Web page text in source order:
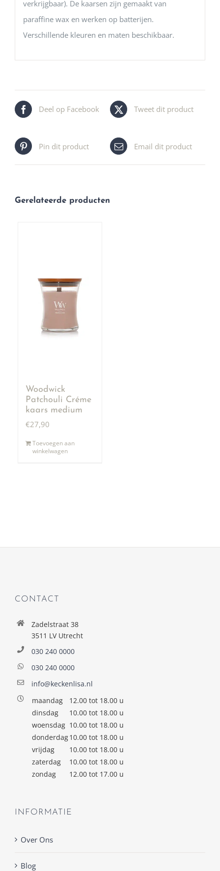
verkrijgbaar). De kaarsen zijn gemaakt van
paraffine wax en werken op batterijen.
Verschillende kleuren en maten beschikbaar.
Deel op Facebook Tweet dit product
Pin dit product Email dit product
Gerelateerde producten
Woodwick
Patchouli Créme
kaars medium
€27,90
Toevoegen aan
winkelwagen
CONTACT
Zadelstraat 38
3511 LV Utrecht
030 240 0000
030 240 0000
info@keckenlisa.nl
maandag
12.00 tot 18.00 u
dinsdag
10.00 tot 18.00 u
woensdag 10.00 tot 18.00 u
donderdag10.00 tot 18.00 u
vrijdag
10.00 tot 18.00 u
zaterdag
10.00 tot 18.00 u
zondag
12.00 tot 17.00 u
INFORMATIE
Over Ons
Blog